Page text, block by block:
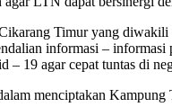
Timur yang
informasi –
– 19 agar cepat tuntas di
menciptakan Kampung